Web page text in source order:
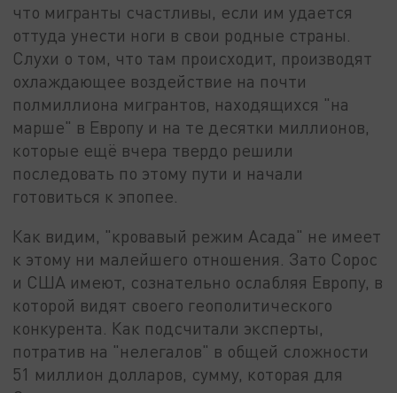
что мигранты счастливы, если им удается
оттуда унести ноги в свои родные страны.
Слухи о том, что там происходит, производят
охлаждающее воздействие на почти
полмиллиона мигрантов, находящихся "на
марше" в Европу и на те десятки миллионов,
которые ещё вчера твердо решили
последовать по этому пути и начали
готовиться к эпопее.
Как видим, "кровавый режим Асада" не имеет
к этому ни малейшего отношения. Зато Сорос
и США имеют, сознательно ослабляя Европу, в
которой видят своего геополитического
конкурента. Как подсчитали эксперты,
потратив на "нелегалов" в общей сложности
51 миллион долларов, сумму, которая для